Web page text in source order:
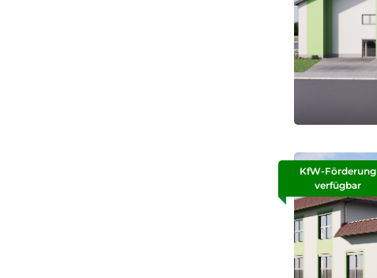
KfW-Förderung
verfügbar